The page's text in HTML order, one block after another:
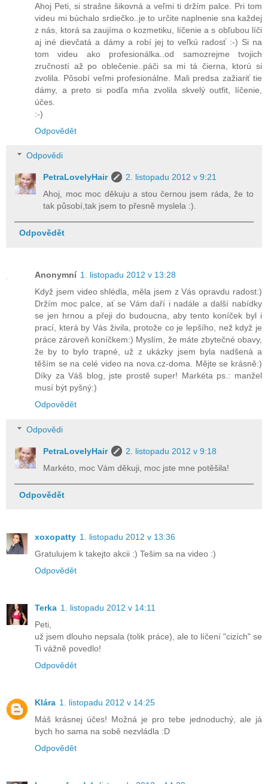
Ahoj Peti, si strašne šikovná a veľmi ti držím palce. Pri tom
videu mi búchalo srdiečko..je to určite naplnenie sna každej
z nás, ktorá sa zaujíma o kozmetiku, líčenie a s obľubou líči
aj iné dievčatá a dámy a robí jej to veľkú radosť :-) Si na
tom videu ako profesionálka..od samozrejme tvojich
zručností až po oblečenie..páči sa mi tá čierna, ktorú si
zvolila. Pôsobí veľmi profesionálne. Mali predsa zažiariť tie
dámy, a preto si podľa mňa zvolila skvelý outfit, líčenie,
účes.
:-)
Odpovědět
Odpovědi
PetraLovelyHair
2. listopadu 2012 v 9:21
Ahoj, moc moc děkuju a stou černou jsem ráda, že to
tak působí,tak jsem to přesně myslela :).
Odpovědět
Anonymní 1. listopadu 2012 v 13:28
Když jsem video shlédla, měla jsem z Vás opravdu radost:)
Držím moc palce, ať se Vám daří i nadále a další nabídky
se jen hrnou a přeji do budoucna, aby tento koníček byl i
prací, která by Vás živila, protože co je lepšího, než když je
práce zároveň koníčkem:) Myslím, že máte zbytečné obavy,
že by to bylo trapné, už z ukázky jsem byla nadšená a
těším se na celé video na nova.cz-doma. Mějte se krásně:)
Díky za Váš blog, jste prostě super! Markéta ps.: manžel
musí být pyšný:)
Odpovědět
Odpovědi
PetraLovelyHair
2. listopadu 2012 v 9:18
Markéto, moc Vám děkuji, moc jste mne potěšila!
Odpovědět
xoxopatty 1. listopadu 2012 v 13:36
Gratulujem k takejto akcii :) Tešim sa na video :)
Odpovědět
Terka 1. listopadu 2012 v 14:11
Peti,
už jsem dlouho nepsala (tolik práce), ale to líčení "cizích" se
Ti vážně povedlo!
Odpovědět
Klára 1. listopadu 2012 v 14:25
Máš krásnej účes! Možná je pro tebe jednoduchý, ale já
bych ho sama na sobě nezvládla :D
Odpovědět